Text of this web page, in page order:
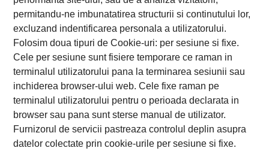
permitandu-ne imbunatatirea structurii si continutului lor,
excluzand indentificarea personala a utilizatorului.
Folosim doua tipuri de Cookie-uri: per sesiune si fixe.
Cele per sesiune sunt fisiere temporare ce raman in
terminalul utilizatorului pana la terminarea sesiunii sau
inchiderea browser-ului web. Cele fixe raman pe
terminalul utilizatorului pentru o perioada declarata in
browser sau pana sunt sterse manual de utilizator.
Furnizorul de servicii pastreaza controlul deplin asupra
datelor colectate prin cookie-urile per sesiune si fixe.